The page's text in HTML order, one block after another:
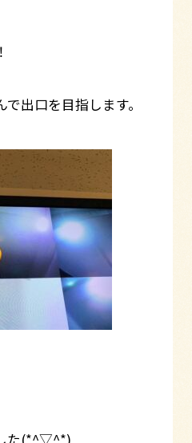
出口を目指します。